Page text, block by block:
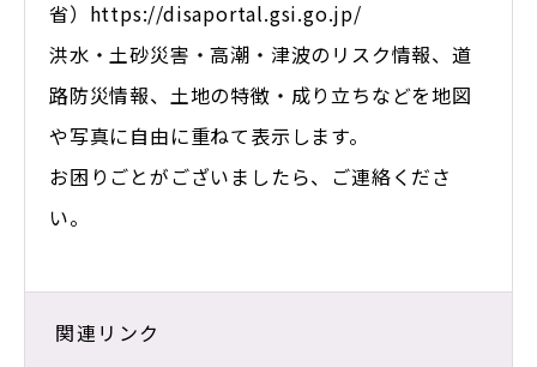
省）https://disaportal.gsi.go.jp/
洪水・土砂災害・高潮・津波のリスク情報、道
路防災情報、土地の特徴・成り立ちなどを地図
や写真に自由に重ねて表示します。
お困りごとがございましたら、ご連絡くださ
い。
関連リンク